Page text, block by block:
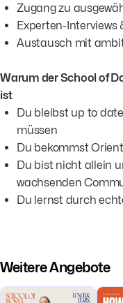
Zugang zu
Experten-Interviews
Austausch mit
Warum der School of
ist
Du bleibst up to
müssen
Du bekommst
Du bist nicht allein
wachsenden
Du lernst durch
Weitere Angebote